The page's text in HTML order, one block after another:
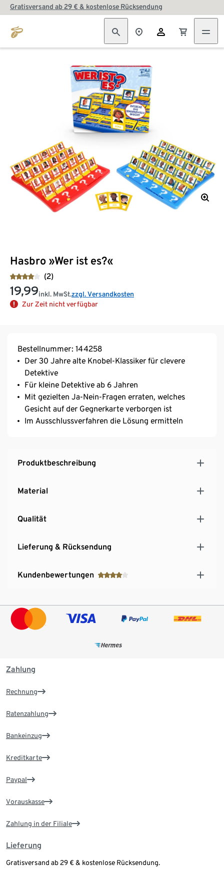
Gratisversand ab 29 € & kostenlose Rücksendung
Hasbro »Wer ist es?«
(2)
19,99inkl. MwSt.zzgl. Versandkosten
Zur Zeit nicht verfügbar
Bestellnummer: 144258
Der 30 Jahre alte Knobel-Klassiker für clevere
Detektive
Für kleine Detektive ab 6 Jahren
Mit gezielten Ja-Nein-Fragen erraten, welches
Gesicht auf der Gegnerkarte verborgen ist
Im Ausschlussverfahren die Lösung ermitteln
Produktbeschreibung
Material
Qualität
Lieferung & Rücksendung
Kundenbewertungen
Zahlung
Rechnung
Ratenzahlung
Bankeinzug
Kreditkarte
Paypal
Vorauskasse
Zahlung in der Filiale
Lieferung
Gratisversand ab 29 € & kostenlose Rücksendung.